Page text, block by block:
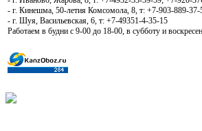
- г. Кинешма, 50-летия Комсомола, 8, т: +7-903-889-37-
- г. Шуя, Васильевская, 6, т: +7-49351-4-35-15
Работаем в будни с 9-00 до 18-00, в субботу и